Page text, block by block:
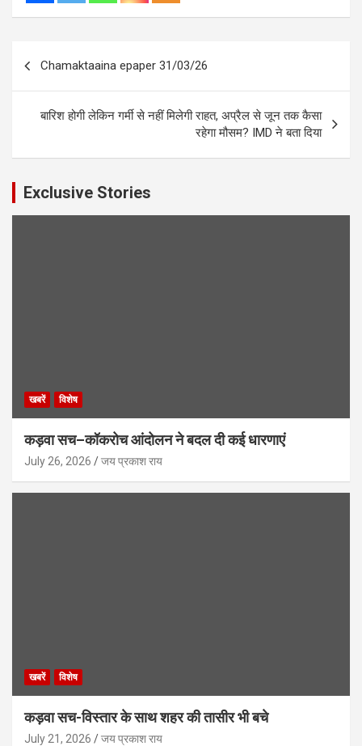
Chamaktaaina epaper 31/03/26
बारिश होगी लेकिन गर्मी से नहीं मिलेगी राहत, अप्रैल से जून तक कैसा
रहेगा मौसम? IMD ने बता दिया
Exclusive Stories
खबरें विशेष
कड़वा सच–कॉकरोच आंदोलन ने बदल दी कई धारणाएं
July 26, 2026 जय प्रकाश राय
खबरें विशेष
कड़वा सच-विस्तार के साथ शहर की तासीर भी बचे
July 21, 2026 जय प्रकाश राय